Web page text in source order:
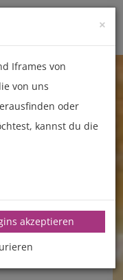
Toggle
×
Iframes von
von uns
oder
kannst du die
akzeptieren